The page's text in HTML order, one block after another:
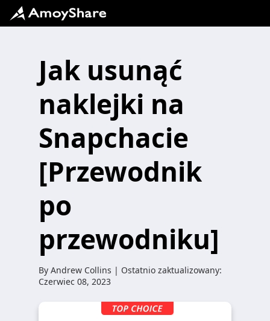
Jak usunąć
naklejki na
Snapchacie
[Przewodnik
po
przewodniku]
By Andrew Collins | Ostatnio zaktualizowany:
Czerwiec 08, 2023